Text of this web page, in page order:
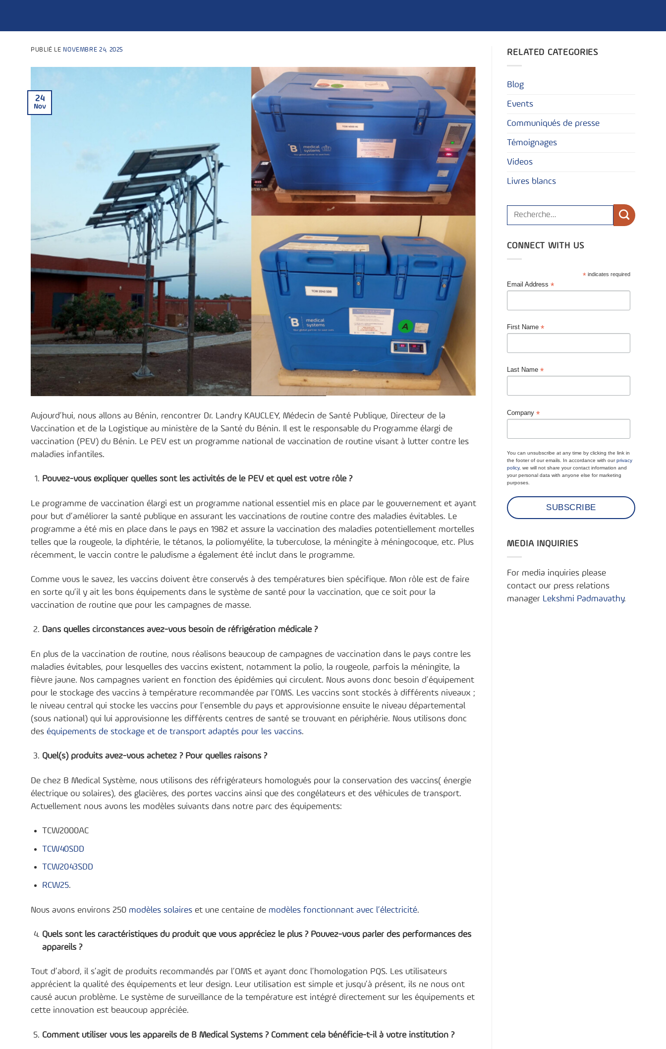
PUBLIÉ LE NOVEMBRE 24, 2025
24
Nov
Aujourd’hui, nous allons au Bénin, rencontrer Dr. Landry KAUCLEY, Médecin de Santé Publique, Directeur de la
Vaccination et de la Logistique au ministère de la Santé du Bénin. Il est le responsable du Programme élargi de
vaccination (PEV) du Bénin. Le PEV est un programme national de vaccination de routine visant à lutter contre les
maladies infantiles.
Pouvez-vous expliquer quelles sont les activités de le PEV et quel est votre rôle ?
Le programme de vaccination élargi est un programme national essentiel mis en place par le gouvernement et ayant
pour but d’améliorer la santé publique en assurant les vaccinations de routine contre des maladies évitables. Le
programme a été mis en place dans le pays en 1982 et assure la vaccination des maladies potentiellement mortelles
telles que la rougeole, la diphtérie, le tétanos, la poliomyélite, la tuberculose, la méningite à méningocoque, etc. Plus
récemment, le vaccin contre le paludisme a également été inclut dans le programme.
Comme vous le savez, les vaccins doivent être conservés à des températures bien spécifique. Mon rôle est de faire
en sorte qu’il y ait les bons équipements dans le système de santé pour la vaccination, que ce soit pour la
vaccination de routine que pour les campagnes de masse.
Dans quelles circonstances avez-vous besoin de réfrigération médicale ?
En plus de la vaccination de routine, nous réalisons beaucoup de campagnes de vaccination dans le pays contre les
maladies évitables, pour lesquelles des vaccins existent, notamment la polio, la rougeole, parfois la méningite, la
fièvre jaune. Nos campagnes varient en fonction des épidémies qui circulent. Nous avons donc besoin d’équipement
pour le stockage des vaccins à température recommandée par l’OMS. Les vaccins sont stockés à différents niveaux ;
le niveau central qui stocke les vaccins pour l’ensemble du pays et approvisionne ensuite le niveau départemental
(sous national) qui lui approvisionne les différents centres de santé se trouvant en périphérie. Nous utilisons donc
des équipements de stockage et de transport adaptés pour les vaccins.
Quel(s) produits avez-vous achetez ? Pour quelles raisons ?
De chez B Medical Système, nous utilisons des réfrigérateurs homologués pour la conservation des vaccins( énergie
électrique ou solaires), des glacières, des portes vaccins ainsi que des congélateurs et des véhicules de transport.
Actuellement nous avons les modèles suivants dans notre parc des équipements:
TCW2000AC
TCW40SDD
TCW2043SDD
RCW25.
Nous avons environs 250 modèles solaires et une centaine de modèles fonctionnant avec l’électricité.
Quels sont les caractéristiques du produit que vous appréciez le plus ? Pouvez-vous parler des performances des
appareils ?
Tout d’abord, il s’agit de produits recommandés par l’OMS et ayant donc l’homologation PQS. Les utilisateurs
apprécient la qualité des équipements et leur design. Leur utilisation est simple et jusqu’à présent, ils ne nous ont
causé aucun problème. Le système de surveillance de la température est intégré directement sur les équipements et
cette innovation est beaucoup appréciée.
Comment utiliser vous les appareils de B Medical Systems ? Comment cela bénéficie-t-il à votre institution ?
RELATED CATEGORIES
Blog
Events
Communiqués de presse
Témoignages
Videos
Livres blancs
CONNECT WITH US
*indicates required
Email Address *
First Name *
Last Name *
Company *
You can unsubscribe at any time by clicking the link in
the footer of our emails. In accordance with ourprivacy
policy, we will not share your contact information and
your personal data with anyone else for marketing
purposes.
MEDIA INQUIRIES
For media inquiries please
contact our press relations
manager Lekshmi Padmavathy.